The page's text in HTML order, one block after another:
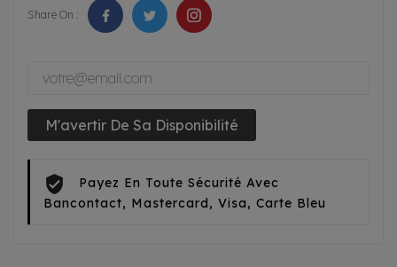
Share On :
M'avertir De Sa Disponibilité
Payez En Toute Sécurité Avec
Bancontact, Mastercard, Visa, Carte Bleu